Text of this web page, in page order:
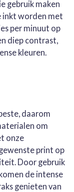
gebruik maken
inkt worden met
per minuut op
diep contrast,
kleuren.
daarom
om
onze
print op
Door gebruik
de intense
genieten van